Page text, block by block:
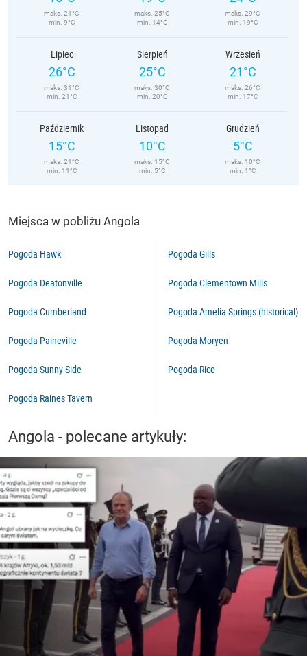
maks. 21°C
min. 9°C
maks. 25°C
min. 14°C
maks. 29°C
min. 19°C
Lipiec
26°C
maks. 31°C
min. 21°C
Sierpień
25°C
maks. 30°C
min. 20°C
Wrzesień
21°C
maks. 26°C
min. 17°C
Październik
15°C
maks. 21°C
min. 11°C
Listopad
10°C
maks. 15°C
min. 5°C
Grudzień
5°C
maks. 10°C
min. 1°C
Miejsca w pobliżu Angola
Pogoda Hawk
Pogoda Deatonville
Pogoda Cumberland
Pogoda Paineville
Pogoda Sunny Side
Pogoda Raines Tavern
Pogoda Gills
Pogoda Clementown Mills
Pogoda Amelia Springs (historical)
Pogoda Moryen
Pogoda Rice
Angola - polecane artykuły: